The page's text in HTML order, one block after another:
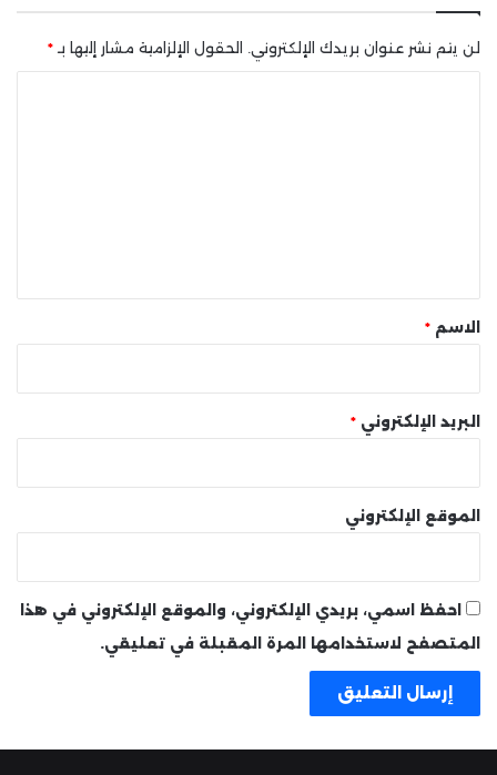
لن يتم نشر عنوان بريدك الإلكتروني. الحقول الإلزامية مشار إليها بـ *
* الاسم *
البريد الإلكتروني *
الموقع الإلكتروني
احفظ اسمي، بريدي الإلكتروني، والموقع الإلكتروني في هذا
المتصفح لاستخدامها المرة المقبلة في تعليقي.